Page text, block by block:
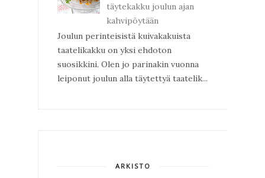
täytekakku joulun ajan
kahvipöytään
Joulun perinteisistä kuivakakuista
taatelikakku on yksi ehdoton
suosikkini. Olen jo parinakin vuonna
leiponut joulun alla täytettyä taatelik...
ARKISTO